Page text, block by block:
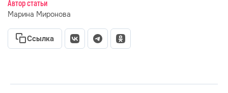
Автор статьи
Марина Миронова
Ссылка